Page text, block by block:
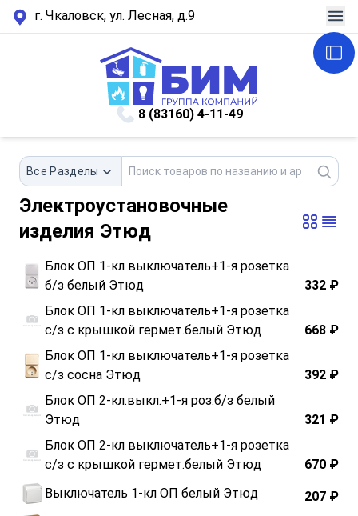
г. Чкаловск, ул. Лесная, д.9
8 (83160) 4-11-49
Все Разделы
Электроустановочные
изделия Этюд
Блок ОП 1-кл выключатель+1-я розетка
б/з белый Этюд
332 ₽
Блок ОП 1-кл выключатель+1-я розетка
с/з с крышкой гермет.белый Этюд
668 ₽
Блок ОП 1-кл выключатель+1-я розетка
с/з сосна Этюд
392 ₽
Блок ОП 2-кл.выкл.+1-я роз.б/з белый
Этюд
321 ₽
Блок ОП 2-кл выключатель+1-я розетка
с/з с крышкой гермет.белый Этюд
670 ₽
Выключатель 1-кл ОП белый Этюд
207 ₽